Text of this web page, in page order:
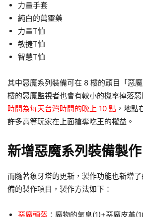
力量手套
純白的萬靈藥
力量T恤
敏捷T恤
智慧T恤
其中惡魔系列裝備可在 8 樓的頭目「惡
樓的惡魔監視者也會有較小的機率掉落惡
時間為每天台灣時間的晚上 10 點 ，地點
許多高等玩家在上面搶奪吃王的權益。
新增惡魔系列裝備製作
而隨著象牙塔的更新，製作功能也新增
備的製作項目，製作方法如下：
惡魔頭盔 ：魔物的氣息(1)+惡魔皮革